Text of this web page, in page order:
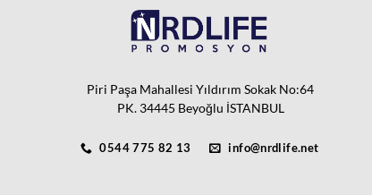
Piri Paşa Mahallesi Yıldırım Sokak No:64
PK. 34445 Beyoğlu İSTANBUL
0544 775 82 13 info@nrdlife.net